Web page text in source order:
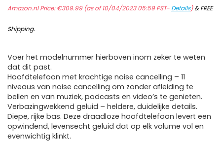
Amazon.nl Price:€309.99(as of 10/04/2023 05:59 PST- Details)&FREE
Shipping.
Voer het modelnummer hierboven inom zeker te weten
dat dit past.
Hoofdtelefoon met krachtige noise cancelling – 11
niveaus van noise cancelling om zonder afleiding te
bellen en van muziek, podcasts en video’s te genieten.
Verbazingwekkend geluid – heldere, duidelijke details.
Diepe, rijke bas. Deze draadloze hoofdtelefoon levert een
opwindend, levensecht geluid dat op elk volume vol en
evenwichtig klinkt.